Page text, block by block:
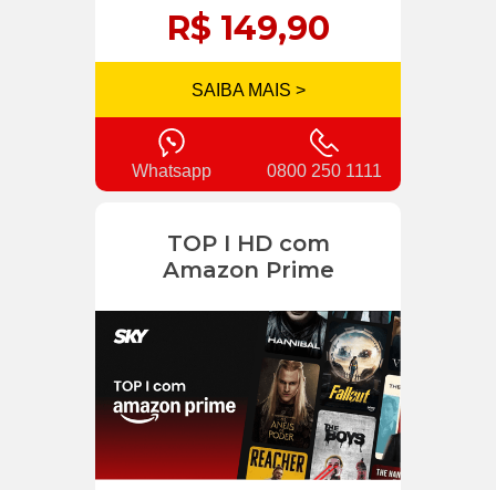
R$ 149,90
SAIBA MAIS >
Whatsapp 0800 250 1111
TOP I HD com
Amazon Prime